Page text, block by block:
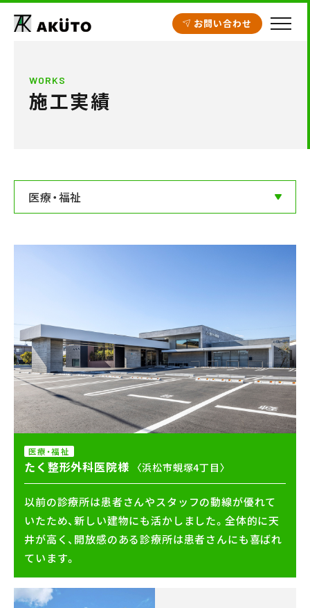
お問い合わせ
アクト建設の設計
クリニック開業支援
会社案内
メンテナンス
採用情報
お知らせ
公式Instagram
お問い合わせ
お電話でのお問い合わせ【受付時間】9:00〜17:00
053-445-4350
メールでのお問い合わせ
WORKS
施工実績
医療・福祉
医療・福祉
たく整形外科医院様 〈浜松市蜆塚4丁目〉
以前の診療所は患者さんやスタッフの動線が優れて
いたため、新しい建物にも活かしました。全体的に天
井が高く、開放感のある診療所は患者さんにも喜ばれ
ています。